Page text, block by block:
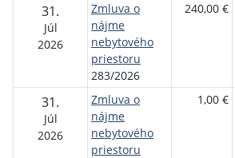
31.
Júl
2026
Zmluva o
nájme
nebytového
priestoru
283/2026
240,00 €
31.
Júl
2026
Zmluva o
nájme
nebytového
priestoru
1,00 €